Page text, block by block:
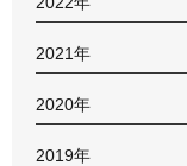
2021年
2020年
2019年